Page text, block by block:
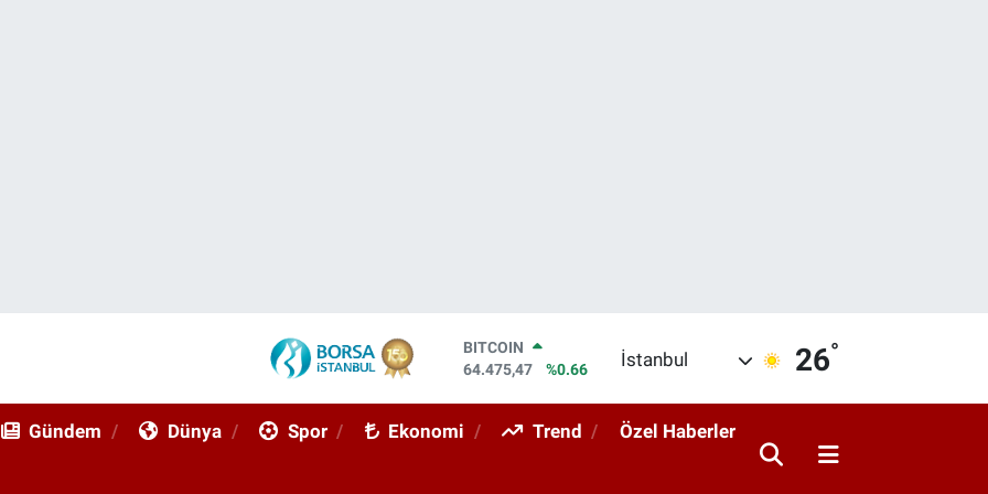
DOLAR
47,5971
%0.05
STERLİN
İstanbul 26°
Gündem Dünya Spor Ekonomi Trend Özel Haberler